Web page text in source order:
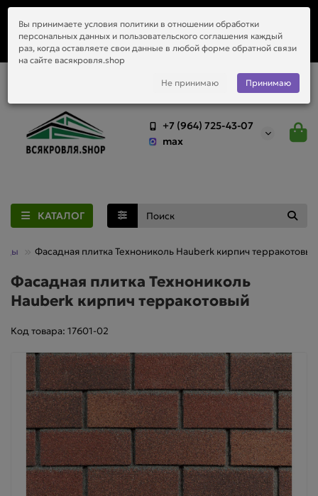
приобретённый у нас материал.
+7 (964) 725-43-07
max
КАТАЛОГ
Фасадная плитка Технониколь Hauberk кирпич терракотовый
Фасадная плитка Технониколь
Hauberk кирпич терракотовый
Код товара: 17601-02
Вы принимаете условия политики в отношении обработки
персональных данных и пользовательского соглашения каждый
раз, когда оставляете свои данные в любой форме обратной связи
на сайте васякровля.shop
Не принимаю Принимаю